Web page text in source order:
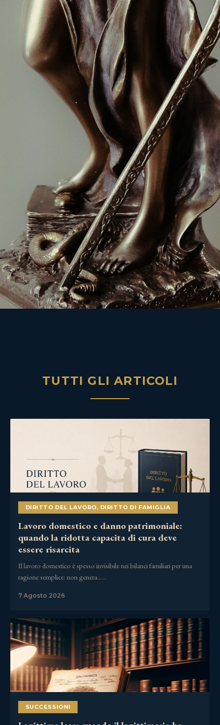
TUTTI GLI ARTICOLI
DIRITTO DEL LAVORO, DIRITTO DI FAMIGLIA
Lavoro domestico e danno patrimoniale:
quando la ridotta capacita di cura deve
essere risarcita
Il lavoro domestico è spesso invisibile nei bilanci familiari per una
ragione semplice: non genera……
7 Agosto 2026
SUCCESSIONI